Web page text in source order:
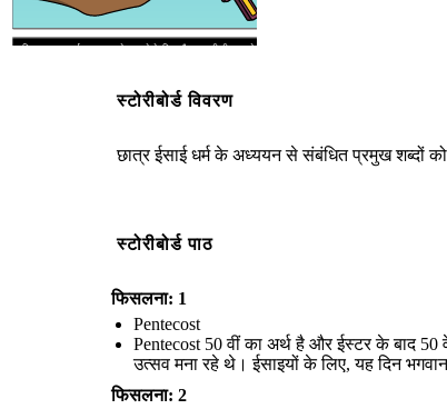
पवित्र माला प्रार्थना का एक सेट करने के लिए और समुद्री मील या मोती ईसाई,
और प्रार्थना करने के लिए है।
जी उठने
जानते कि वे क्या कर रहे हैं।"
स्टोरीबोर्ड विवरण
छात्र ईसाई धर्म के अध्ययन से संबंधित प्रमुख शब्दों
स्टोरीबोर्ड पाठ
फिसलना: 1
Pentecost
Pentecost 50 वीं का अर्थ है और ईस्टर के बाद
उत्सव मना रहे थे। ईसाइयों के लिए, यह दिन
फिसलना: 2